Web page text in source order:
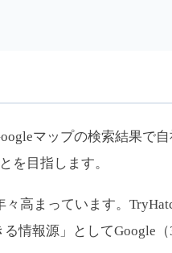
マップの検索結果
を目指します。
高まっています。
情報源」としてGoogle